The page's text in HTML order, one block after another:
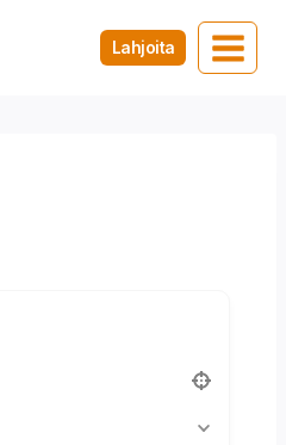
Lahjoita